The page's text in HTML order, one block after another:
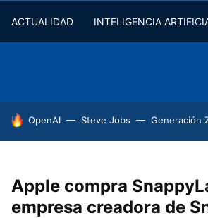
ACTUALIDAD INTELIGENCIA
HOY SE HABLA DE
OpenAI Steve Jobs Generación
Apple compra
empresa creadora de